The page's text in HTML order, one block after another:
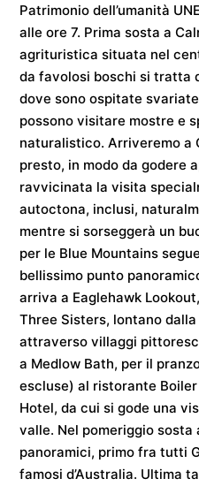
Patrimonio dell’umanità
alle ore 7. Prima sosta a
agrituristica situata nel
da favolosi boschi si tratta
dove sono ospitate
possono visitare mostre e
naturalistico. Arriveremo a
presto, in modo da godere
ravvicinata la visita
autoctona, inclusi,
mentre si sorseggerà un
per le Blue Mountains
bellissimo punto
arriva a Eaglehawk
Three Sisters, lontano
attraverso villaggi
a Medlow Bath, per il
escluse) al ristorante
Hotel, da cui si gode una
valle. Nel pomeriggio
panoramici, primo fra tutti
famosi d’Australia. Ultima